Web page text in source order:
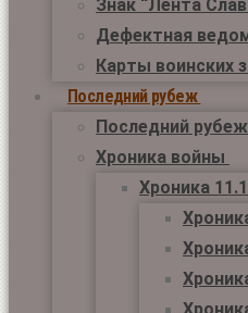
Знак “Лента
Дефектная
Карты воинских
Последний рубеж
Последний рубеж
Хроника войны
Хроника